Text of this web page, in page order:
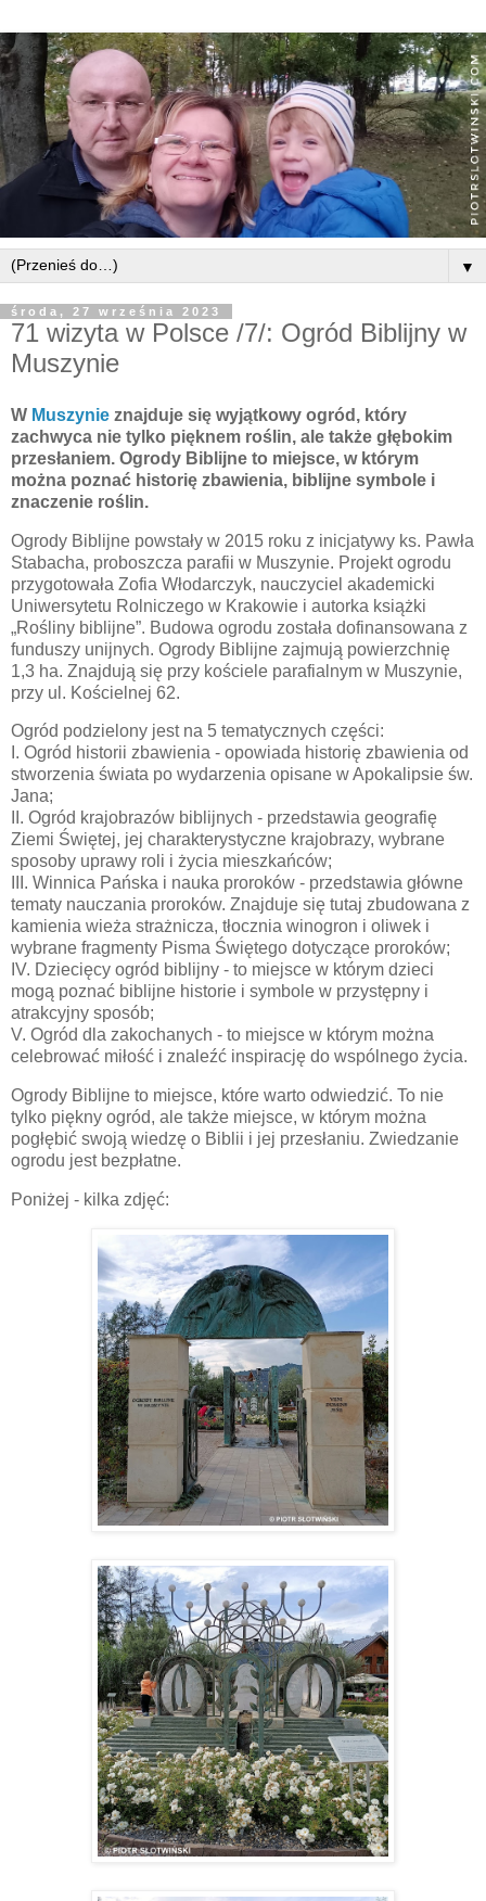
▼
środa, 27 września 2023
71 wizyta w Polsce /7/: Ogród Biblijny w
Muszynie
W Muszynie znajduje się wyjątkowy ogród, który
zachwyca nie tylko pięknem roślin, ale także głębokim
przesłaniem. Ogrody Biblijne to miejsce, w którym
można poznać historię zbawienia, biblijne symbole i
znaczenie roślin.
Ogrody Biblijne powstały w 2015 roku z inicjatywy ks. Pawła
Stabacha, proboszcza parafii w Muszynie. Projekt ogrodu
przygotowała Zofia Włodarczyk, nauczyciel akademicki
Uniwersytetu Rolniczego w Krakowie i autorka książki
„Rośliny biblijne”. Budowa ogrodu została dofinansowana z
funduszy unijnych. Ogrody Biblijne zajmują powierzchnię
1,3 ha. Znajdują się przy kościele parafialnym w Muszynie,
przy ul. Kościelnej 62.
Ogród podzielony jest na 5 tematycznych części:
I. Ogród historii zbawienia - opowiada historię zbawienia od
stworzenia świata po wydarzenia opisane w Apokalipsie św.
Jana;
II. Ogród krajobrazów biblijnych - przedstawia geografię
Ziemi Świętej, jej charakterystyczne krajobrazy, wybrane
sposoby uprawy roli i życia mieszkańców;
III. Winnica Pańska i nauka proroków - przedstawia główne
tematy nauczania proroków. Znajduje się tutaj zbudowana z
kamienia wieża strażnicza, tłocznia winogron i oliwek i
wybrane fragmenty Pisma Świętego dotyczące proroków;
IV. Dziecięcy ogród biblijny - to miejsce w którym dzieci
mogą poznać biblijne historie i symbole w przystępny i
atrakcyjny sposób;
V. Ogród dla zakochanych - to miejsce w którym można
celebrować miłość i znaleźć inspirację do wspólnego życia.
Ogrody Biblijne to miejsce, które warto odwiedzić. To nie
tylko piękny ogród, ale także miejsce, w którym można
pogłębić swoją wiedzę o Biblii i jej przesłaniu. Zwiedzanie
ogrodu jest bezpłatne.
Poniżej - kilka zdjęć: